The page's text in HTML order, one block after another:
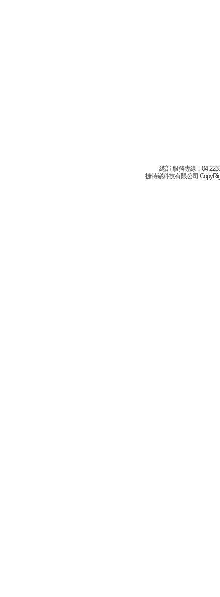
總部-服務專線：04-
捷特崴科技有限公司